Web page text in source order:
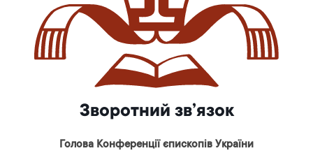
Зворотний зв’язок
Голова Конференції єпископів України